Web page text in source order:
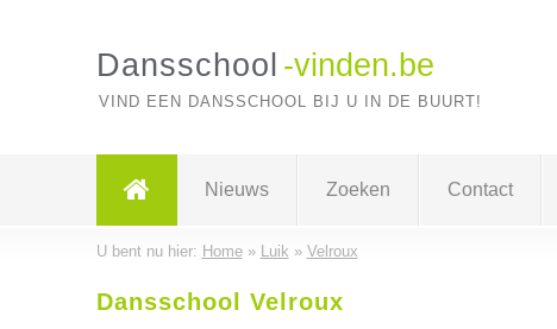
Dansschool -vinden.be
VIND EEN DANSSCHOOL BIJ U IN DE BUURT!
Nieuws Zoeken Contact
U bent nu hier: Home» Luik » Velroux
Dansschool Velroux